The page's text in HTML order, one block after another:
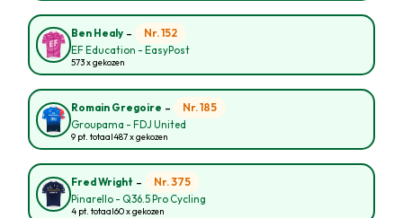
Ben Healy - Nr. 152
EF Education - EasyPost
573 x gekozen
Romain Gregoire - Nr. 185
Groupama - FDJ United
9 pt. totaal487 x gekozen
Fred Wright - Nr. 375
Pinarello - Q36.5 Pro Cycling
4 pt. totaal60 x gekozen